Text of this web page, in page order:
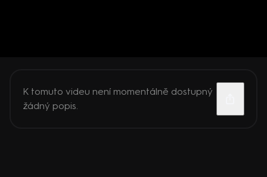
K tomuto videu není momentálně dostupný
žádný popis.